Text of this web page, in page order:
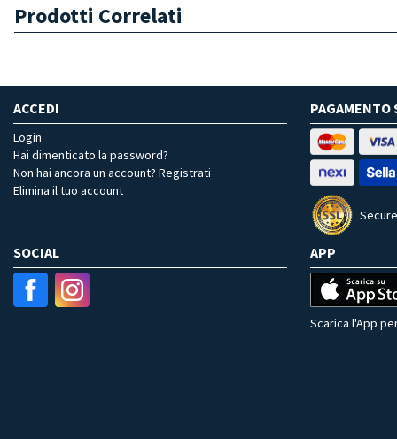
Prodotti Correlati
ACCEDI
Login
Hai dimenticato la password?
Non hai ancora un account? Registrati
Elimina il tuo account
PAGAMENTO
SOCIAL APP
Scarica l'App